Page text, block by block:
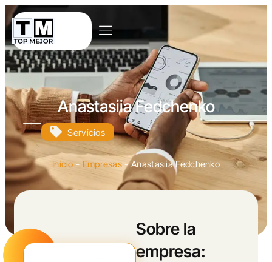
Anastasiia Fedchenko
Servicios
Inicio - Empresas -Anastasiia Fedchenko
Sobre la
empresa: